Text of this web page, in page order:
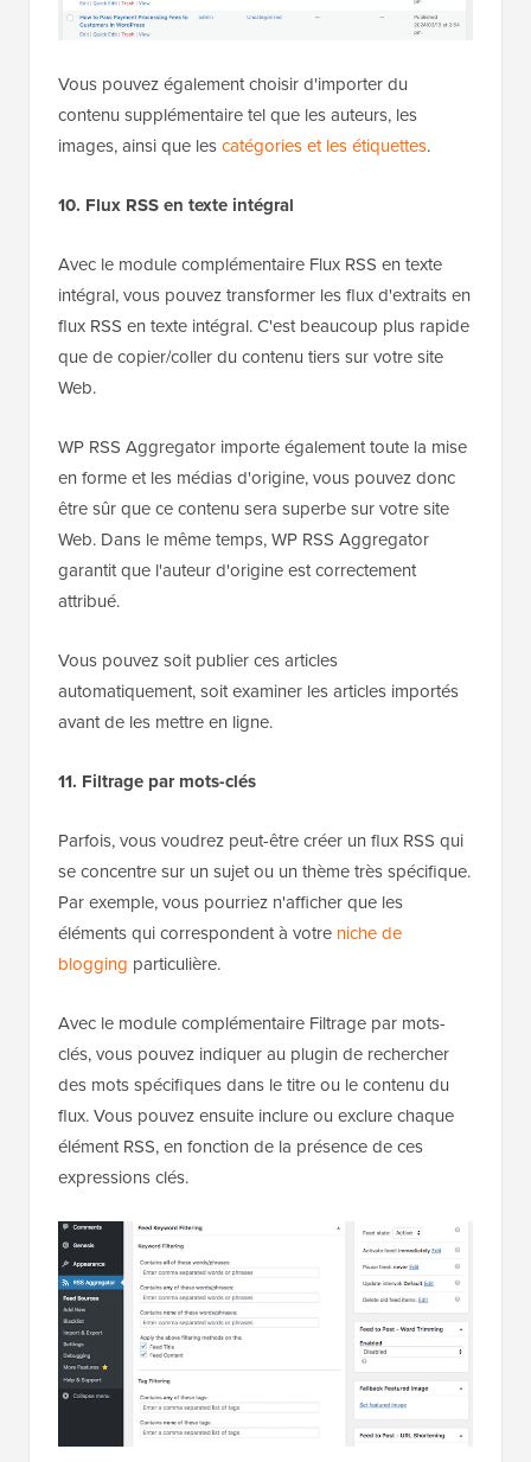
Vous pouvez également choisir d'importer du
contenu supplémentaire tel que les auteurs, les
images, ainsi que lescatégories et les étiquettes.
10. Flux RSS en texte intégral
Avec le module complémentaire Flux RSS en texte
intégral, vous pouvez transformer les flux d'extraits en
flux RSS en texte intégral. C'est beaucoup plus rapide
que de copier/coller du contenu tiers sur votre site
Web.
WP RSS Aggregator importe également toute la mise
en forme et les médias d'origine, vous pouvez donc
être sûr que ce contenu sera superbe sur votre site
Web. Dans le même temps, WP RSS Aggregator
garantit que l'auteur d'origine est correctement
attribué.
Vous pouvez soit publier ces articles
automatiquement, soit examiner les articles importés
avant de les mettre en ligne.
11. Filtrage par mots-clés
Parfois, vous voudrez peut-être créer un flux RSS qui
se concentre sur un sujet ou un thème très spécifique.
Par exemple, vous pourriez n'afficher que les
éléments qui correspondent à votre niche de
blogging particulière.
Avec le module complémentaire Filtrage par mots-
clés, vous pouvez indiquer au plugin de rechercher
des mots spécifiques dans le titre ou le contenu du
flux. Vous pouvez ensuite inclure ou exclure chaque
élément RSS, en fonction de la présence de ces
expressions clés.